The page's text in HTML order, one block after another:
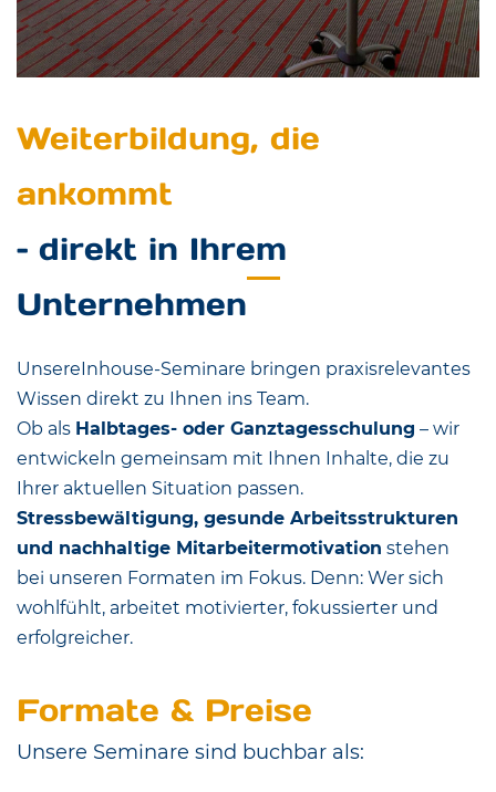
Weiterbildung, die
ankommt
– direkt in Ihrem
Unternehmen
Unsere Inhouse-Seminare bringen praxisrelevantes
Wissen direkt zu Ihnen ins Team.
Ob als Halbtages- oder Ganztagesschulung – wir
entwickeln gemeinsam mit Ihnen Inhalte, die zu
Ihrer aktuellen Situation passen.
Stressbewältigung, gesunde Arbeitsstrukturen
und nachhaltige Mitarbeitermotivation stehen
bei unseren Formaten im Fokus. Denn: Wer sich
wohlfühlt, arbeitet motivierter, fokussierter und
erfolgreicher.
Formate & Preise
Unsere Seminare sind buchbar als: